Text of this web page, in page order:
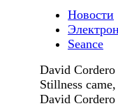
Новости
Seance
David
Stillness
David